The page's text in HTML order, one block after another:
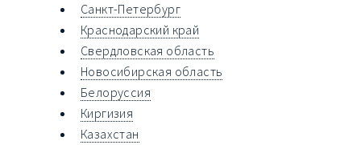
Санкт-Петербург
Краснодарский край
Свердловская область
Новосибирская область
Белоруссия
Киргизия
Казахстан